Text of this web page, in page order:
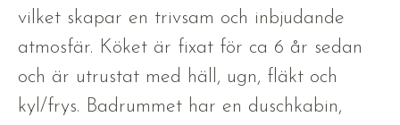
vilket skapar en trivsam och inbjudande
atmosfär. Köket är fixat för ca 6 år sedan
och är utrustat med häll, ugn, fläkt och
kyl/frys. Badrummet har en duschkabin,